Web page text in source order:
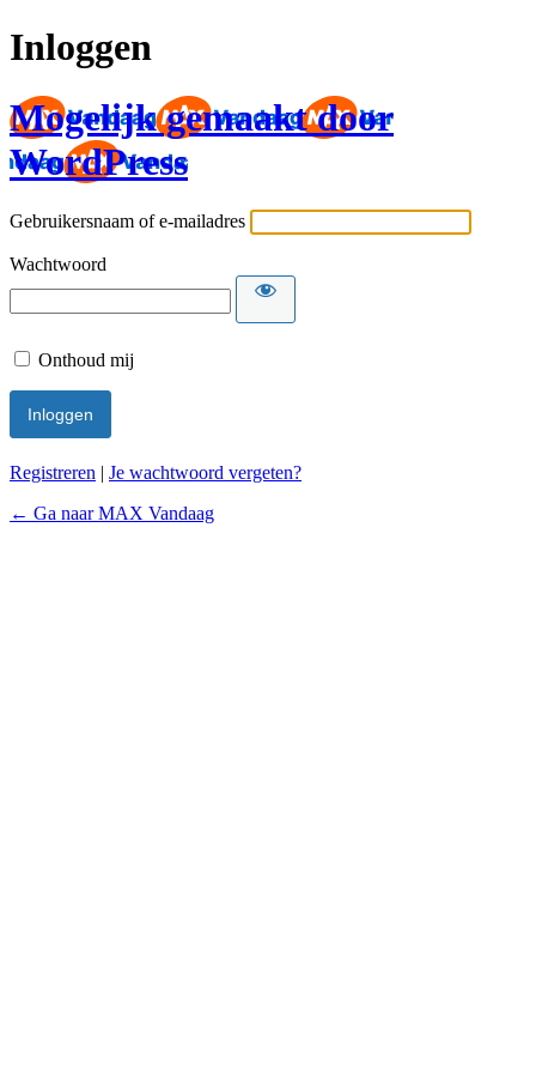
Inloggen
Mogelijk gemaakt door
WordPress
Gebruikersnaam of e-mailadres
Wachtwoord
Onthoud mij
Registreren | Je wachtwoord vergeten?
← Ga naar MAX Vandaag